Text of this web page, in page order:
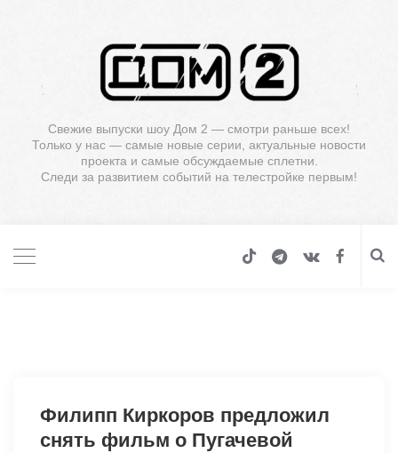
Свежие выпуски шоу Дом 2 — смотри раньше всех!
Только у нас — самые новые серии, актуальные новости
проекта и самые обсуждаемые сплетни.
Следи за развитием событий на телестройке первым!
Филипп Киркоров предложил
снять фильм о Пугачевой